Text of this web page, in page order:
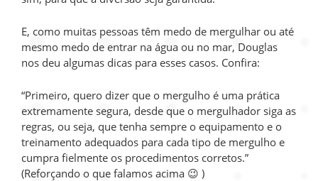
E, como muitas pessoas têm medo de mergulhar ou até
mesmo medo de entrar na água ou no mar, Douglas
nos deu algumas dicas para esses casos. Confira:
“Primeiro, quero dizer que o mergulho é uma prática
extremamente segura, desde que o mergulhador siga as
regras, ou seja, que tenha sempre o equipamento e o
treinamento adequados para cada tipo de mergulho e
cumpra fielmente os procedimentos corretos.”
(Reforçando o que falamos acima 😉 )